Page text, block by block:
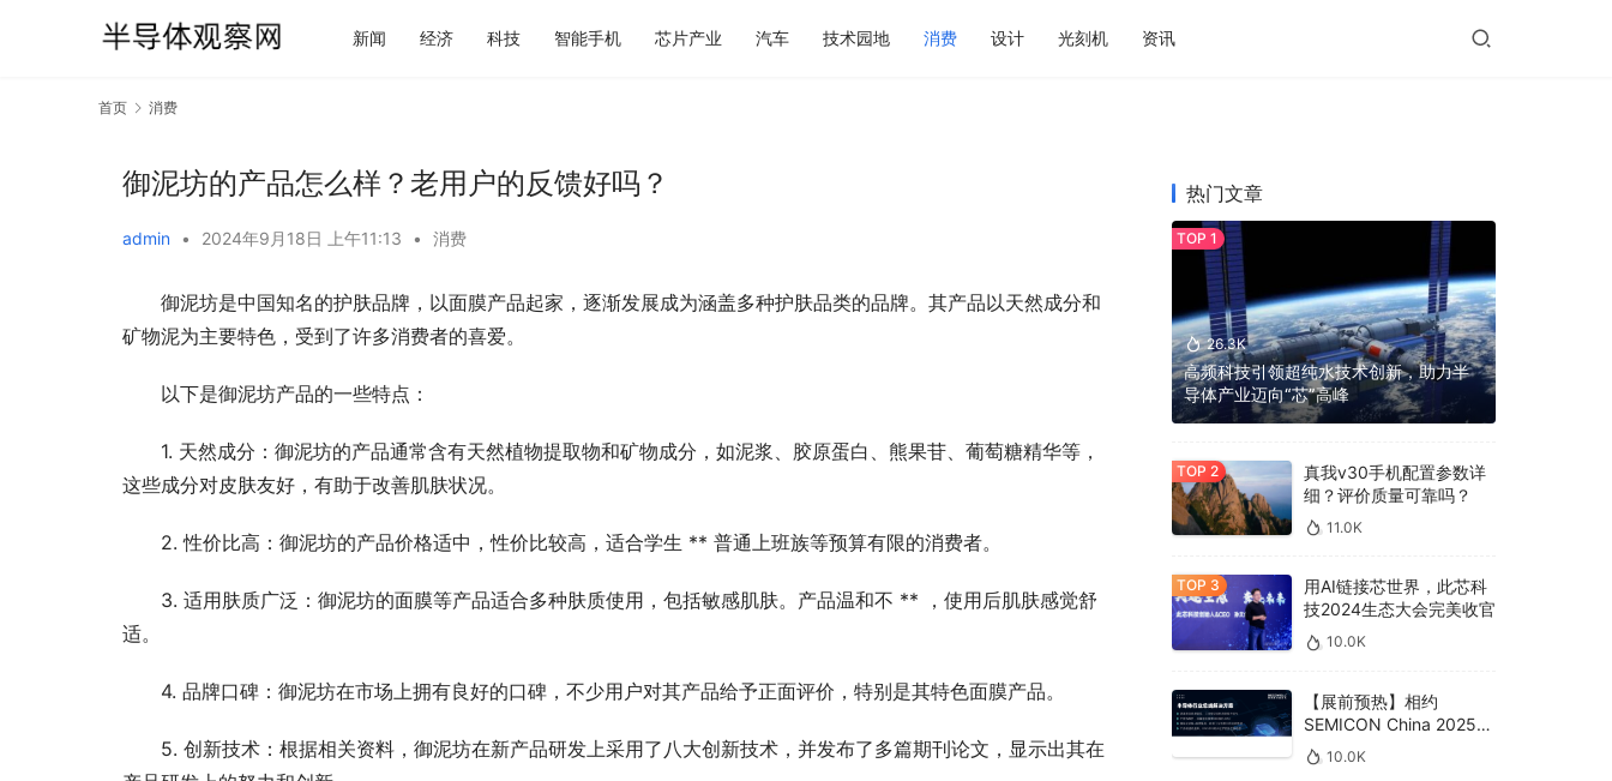
新闻 经济 科技 智能手机 芯片产业 汽车 技术园地 消费 设计 光刻机 资讯
首页 消费
御泥坊的产品怎么样？老用户的反馈好吗？
admin • 2024年9月18日 上午11:13 • 消费
御泥坊是中国知名的护肤品牌，以面膜产品起家，逐渐发展成为涵盖多种护肤品类的品牌。其产品以天然成分和
矿物泥为主要特色，受到了许多消费者的喜爱。
以下是御泥坊产品的一些特点：
1. 天然成分：御泥坊的产品通常含有天然植物提取物和矿物成分，如泥浆、胶原蛋白、熊果苷、葡萄糖精华等，
这些成分对皮肤友好，有助于改善肌肤状况。
2. 性价比高：御泥坊的产品价格适中，性价比较高，适合学生 ** 普通上班族等预算有限的消费者。
3. 适用肤质广泛：御泥坊的面膜等产品适合多种肤质使用，包括敏感肌肤。产品温和不 ** ，使用后肌肤感觉舒
适。
4. 品牌口碑：御泥坊在市场上拥有良好的口碑，不少用户对其产品给予正面评价，特别是其特色面膜产品。
5. 创新技术：根据相关资料，御泥坊在新产品研发上采用了八大创新技术，并发布了多篇期刊论文，显示出其在
热门文章
26.3K
高频科技引领超纯水技术创新，助力半
导体产业迈向“芯”高峰
真我v30手机配置参数详
细？评价质量可靠吗？
11.0K
用AI链接芯世界，此芯科
技2024生态大会完美收官
10.0K
【展前预热】相约
SEMICON China 2025，
德克威尔总线解决方案革
新助力半导体设备高效升
10.0K